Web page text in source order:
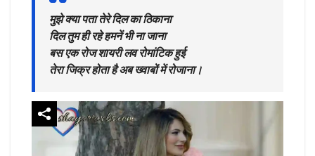
मुझे क्या पता तेरे दिल का ठिकाना
दिल तुम ही रहे हमनें भी ना जाना
बस एक रोज शायरी लव रोमांटिक हुई
तेरा जिक्र होता है अब ख्वाबों में रोजाना।